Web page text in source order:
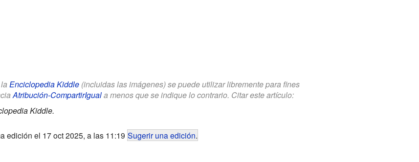
Enciclopedia Kiddle(incluidas las imágenes) se puede utilizar libremente para fines
Atribución-CompartirIguala menos que se indique lo contrario. Citar este artículo:
Kiddle.
edición el 17 oct 2025, a las 11:19 Sugerir una edición.